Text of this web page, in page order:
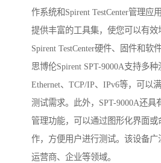
作系统和Spirent TestCenter管理应
提供丰富的工具集，使您可以有效
Spirent TestCenter硬件、固件和软
思博伦Spirent SPT-9000A支持多
Ethernet、TCP/IP、IPv6等，可以
测试需求。此外，SPT-9000A还具
管理功能，可以通过图形化界面或
作，方便用户进行测试。该设备
运营商、企业等领域。